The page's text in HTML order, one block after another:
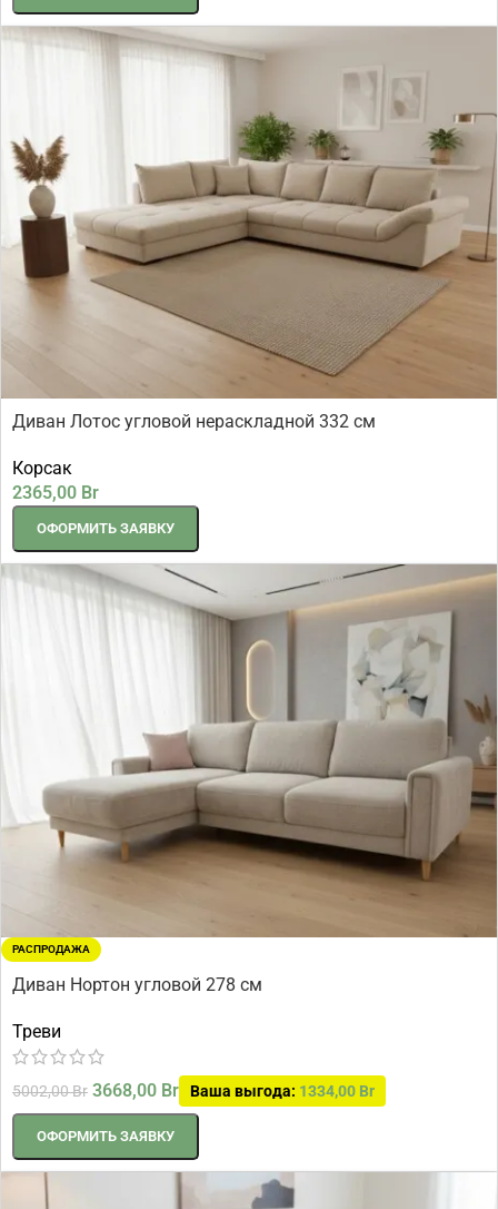
Диван Лотос угловой нераскладной 332 см
Корсак
2365,00 Br
ОФОРМИТЬ ЗАЯВКУ
РАСПРОДАЖА
Диван Нортон угловой 278 см
Треви
5002,00Br 3668,00 Br Ваша выгода: 1334,00 Br
ОФОРМИТЬ ЗАЯВКУ